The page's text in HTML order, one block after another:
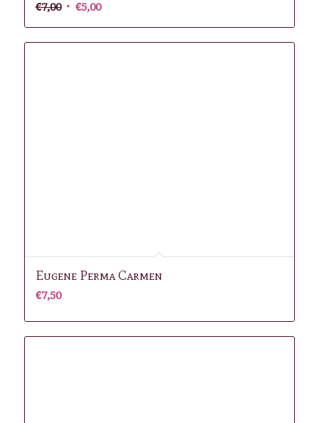
€7,00 Oorspronkelijke
€5,00Huidige
Eugene Perma Carmen
€7,50